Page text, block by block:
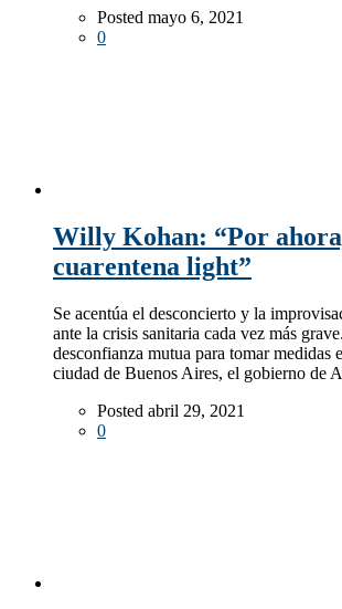
Posted mayo 6, 2021
0
Willy Kohan: “Por
cuarentena light”
Se acentúa el desconcierto y la
ante la crisis sanitaria cada vez más
desconfianza mutua para tomar medidas
ciudad de Buenos Aires, el gobierno de
Posted abril 29, 2021
0